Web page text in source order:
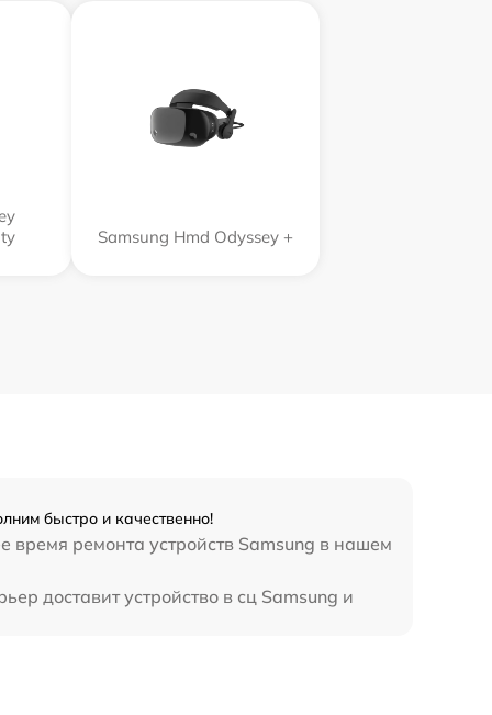
Samsung Hmd Odyssey +
быстро и качественно!
время ремонта устройств Samsung в нашем
доставит устройство в сц Samsung и